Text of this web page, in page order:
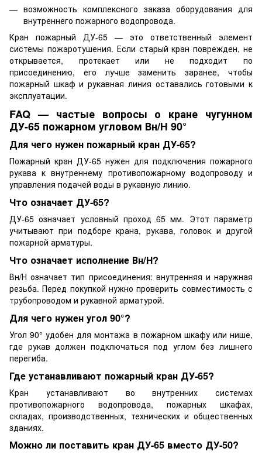
возможность комплексного заказа оборудования для
внутреннего пожарного водопровода.
Кран пожарный ДУ-65 — это ответственный элемент
системы пожаротушения. Если старый кран поврежден, не
открывается, протекает или не подходит по
присоединению, его лучше заменить заранее, чтобы
пожарный шкаф и рукавная линия оставались готовыми к
эксплуатации.
FAQ — частые вопросы о кране чугунном
ДУ-65 пожарном угловом Вн/Н 90°
Для чего нужен пожарный кран ДУ-65?
Пожарный кран ДУ-65 нужен для подключения пожарного
рукава к внутреннему противопожарному водопроводу и
управления подачей воды в рукавную линию.
Что означает ДУ-65?
ДУ-65 означает условный проход 65 мм. Этот параметр
учитывают при подборе крана, рукава, головок и другой
пожарной арматуры.
Что означает исполнение Вн/Н?
Вн/Н означает тип присоединения: внутренняя и наружная
резьба. Перед покупкой нужно проверить совместимость с
трубопроводом и рукавной арматурой.
Для чего нужен угол 90°?
Угол 90° удобен для монтажа в пожарном шкафу или нише,
где рукав должен подключаться под углом без лишнего
перегиба.
Где устанавливают пожарный кран ДУ-65?
Кран устанавливают во внутренних системах
противопожарного водопровода, пожарных шкафах,
складах, производственных, технических и общественных
зданиях.
Можно ли поставить кран ДУ-65 вместо ДУ-50?